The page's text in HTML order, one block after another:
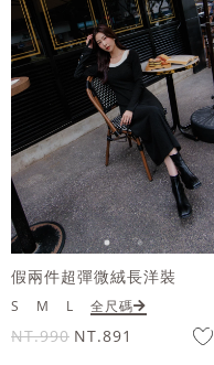
假兩件超彈微絨長洋裝
S M L 全尺碼
NT.990 NT.891